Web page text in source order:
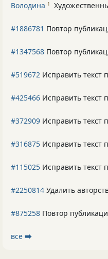
Володина 1
#1886781 Повтор
#1347568 Повтор
#519672 Исправить текст
#425466 Исправить текст
#372909 Исправить текст
#316875 Исправить текст
#115025 Исправить текст
#2250814 Удалить
#875258 Повтор
все ⮕